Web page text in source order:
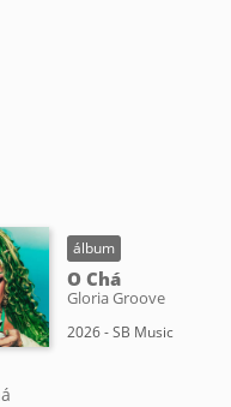
álbum
O Chá
Gloria Groove
2026 - SB Music